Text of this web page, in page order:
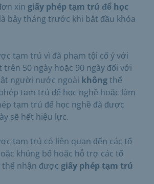
xin giấy phép tạm trú để học
bảy tháng trước khi bắt đầu khóa
tạm trú vì đã phạm tội cố ý với
50 ngày hoặc 90 ngày đối với
người nước ngoài khôngthể
tạm trú để học nghề hoặc làm
tạm trú để học nghề đã được
sẽ hết hiệu lực.
tạm trú có liên quan đến các tổ
khủng bố hoặc hỗ trợ các tổ
thể nhận được giấy phép tạm trú